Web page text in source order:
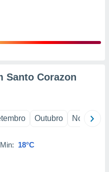
Santo Corazon
Outubro Novembro
Min: 18°C